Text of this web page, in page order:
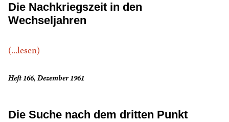
Die Nachkriegszeit in den
Wechseljahren
(...lesen)
Heft 166, Dezember 1961
Die Suche nach dem dritten Punkt